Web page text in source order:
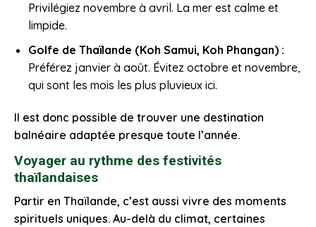
Privilégiez novembre à avril. La mer est calme et
limpide.
Golfe de Thaïlande (Koh Samui, Koh Phangan) :
Préférez janvier à août. Évitez octobre et novembre,
qui sont les mois les plus pluvieux ici.
Il est donc possible de trouver une destination
balnéaire adaptée presque toute l’année.
Voyager au rythme des festivités
thaïlandaises
Partir en Thaïlande, c’est aussi vivre des moments
spirituels uniques. Au-delà du climat, certaines